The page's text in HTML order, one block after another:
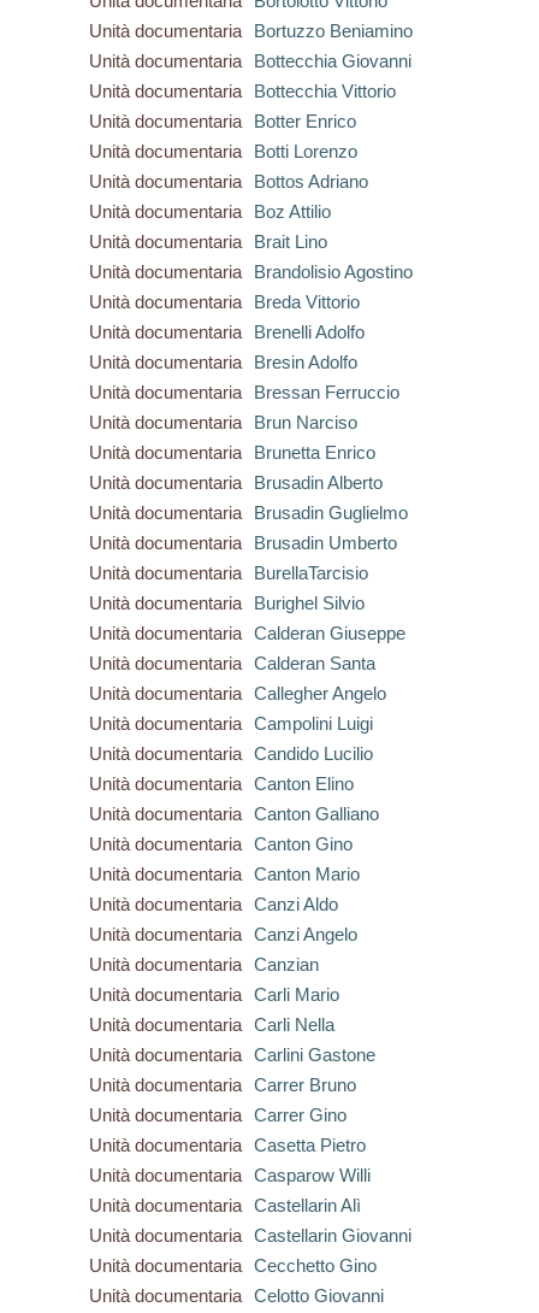
Unità documentaria
Bortuzzo Beniamino
Unità documentaria
Bottecchia Giovanni
Unità documentaria
Bottecchia Vittorio
Unità documentaria
Botter Enrico
Unità documentaria
Botti Lorenzo
Unità documentaria
Bottos Adriano
Unità documentaria
Boz Attilio
Unità documentaria
Brait Lino
Unità documentaria
Brandolisio Agostino
Unità documentaria
Breda Vittorio
Unità documentaria
Brenelli Adolfo
Unità documentaria
Bresin Adolfo
Unità documentaria
Bressan Ferruccio
Unità documentaria
Brun Narciso
Unità documentaria
Brunetta Enrico
Unità documentaria
Brusadin Alberto
Unità documentaria
Brusadin Guglielmo
Unità documentaria
Brusadin Umberto
Unità documentaria
BurellaTarcisio
Unità documentaria
Burighel Silvio
Unità documentaria
Calderan Giuseppe
Unità documentaria
Calderan Santa
Unità documentaria
Callegher Angelo
Unità documentaria
Campolini Luigi
Unità documentaria
Candido Lucilio
Unità documentaria
Canton Elino
Unità documentaria
Canton Galliano
Unità documentaria
Canton Gino
Unità documentaria
Canton Mario
Unità documentaria
Canzi Aldo
Unità documentaria
Canzi Angelo
Unità documentaria
Canzian
Unità documentaria
Carli Mario
Unità documentaria
Carli Nella
Unità documentaria
Carlini Gastone
Unità documentaria
Carrer Bruno
Unità documentaria
Carrer Gino
Unità documentaria
Casetta Pietro
Unità documentaria
Casparow Willi
Unità documentaria
Castellarin Alì
Unità documentaria
Castellarin Giovanni
Unità documentaria
Cecchetto Gino
Unità documentaria
Celotto Giovanni